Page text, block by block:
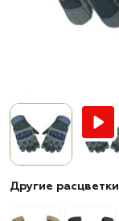
Другие расцветки